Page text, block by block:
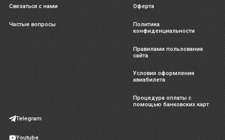
Связаться с нами
Частые вопросы
Оферта
Политика
конфиденциальности
Правилами пользования
сайта
Условия оформления
авиабилета
Процедура оплаты с
помощью банковских карт
Telegram
Youtube